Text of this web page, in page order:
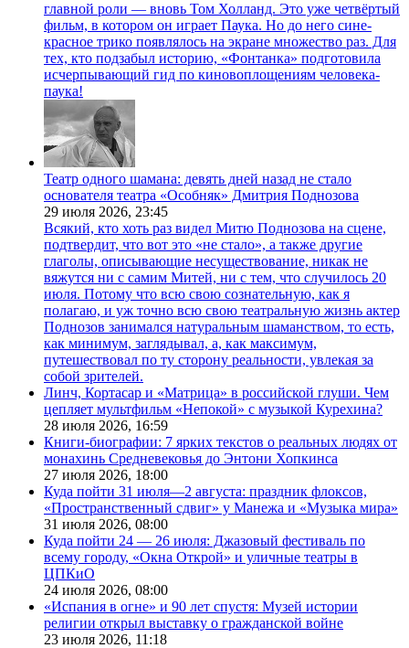
главной роли — вновь Том Холланд. Это уже четвёртый
фильм, в котором он играет Паука. Но до него сине-
красное трико появлялось на экране множество раз. Для
тех, кто подзабыл историю, «Фонтанка» подготовила
исчерпывающий гид по киновоплощениям человека-
паука!
Театр одного шамана: девять дней назад не стало
основателя театра «Особняк» Дмитрия Поднозова
29 июля 2026, 23:45
Всякий, кто хоть раз видел Митю Поднозова на сцене,
подтвердит, что вот это «не стало», а также другие
глаголы, описывающие несуществование, никак не
вяжутся ни с самим Митей, ни с тем, что случилось 20
июля. Потому что всю свою сознательную, как я
полагаю, и уж точно всю свою театральную жизнь актер
Поднозов занимался натуральным шаманством, то есть,
как минимум, заглядывал, а, как максимум,
путешествовал по ту сторону реальности, увлекая за
собой зрителей.
Линч, Кортасар и «Матрица» в российской глуши. Чем
цепляет мультфильм «Непокой» с музыкой Курехина?
28 июля 2026, 16:59
Книги-биографии: 7 ярких текстов о реальных людях от
монахинь Средневековья до Энтони Хопкинса
27 июля 2026, 18:00
Куда пойти 31 июля—2 августа: праздник флоксов,
«Пространственный сдвиг» у Манежа и «Музыка мира»
31 июля 2026, 08:00
Куда пойти 24 — 26 июля: Джазовый фестиваль по
всему городу, «Окна Открой» и уличные театры в
ЦПКиО
24 июля 2026, 08:00
«Испания в огне» и 90 лет спустя: Музей истории
религии открыл выставку о гражданской войне
23 июля 2026, 11:18